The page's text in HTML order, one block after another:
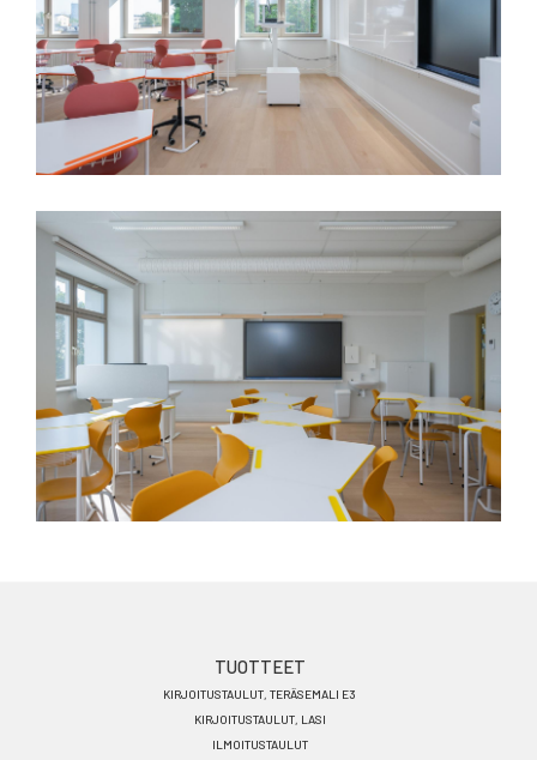
TUOTTEET
KIRJOITUSTAULUT, TERÄSEMALI E3
KIRJOITUSTAULUT, LASI
ILMOITUSTAULUT